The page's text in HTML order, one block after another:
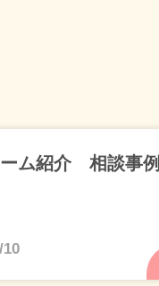
ム紹介 相談事例
10